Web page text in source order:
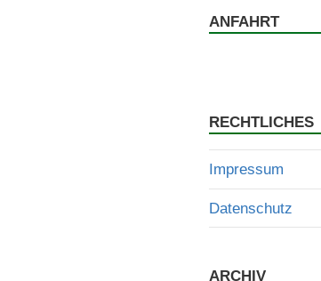
ANFAHRT
RECHTLICHES
Impressum
Datenschutz
ARCHIV